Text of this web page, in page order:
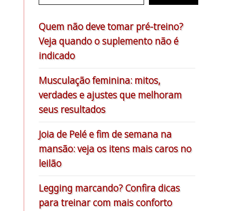
Quem não deve tomar pré-treino?
Veja quando o suplemento não é
indicado
Musculação feminina: mitos,
verdades e ajustes que melhoram
seus resultados
Joia de Pelé e fim de semana na
mansão: veja os itens mais caros no
leilão
Legging marcando? Confira dicas
para treinar com mais conforto